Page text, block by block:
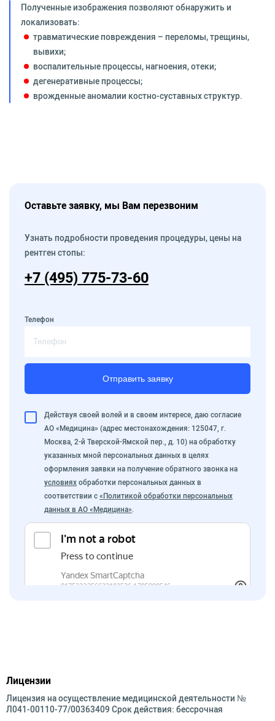
Полученные изображения позволяют обнаружить и
локализовать:
травматические повреждения – переломы, трещины,
вывихи;
воспалительные процессы, нагноения, отеки;
дегенеративные процессы;
врожденные аномалии костно-суставных структур.
Оставьте заявку, мы Вам перезвоним
Узнать подробности проведения процедуры, цены на
рентген стопы:
+7 (495) 775-73-60
Телефон
Отправить заявку
Действуя своей волей и в своем интересе, даю согласие
АО «Медицина» (адрес местонахождения: 125047, г.
Москва, 2-й Тверской-Ямской пер., д. 10) на обработку
указанных мной персональных данных в целях
оформления заявки на получение обратного звонка на
условиях обработки персональных данных в
соответствии с «Политикой обработки персональных
данных в АО «Медицина».
Лицензии
Лицензия на осуществление медицинской деятельности №
Л041-00110-77/00363409 Срок действия: бессрочная